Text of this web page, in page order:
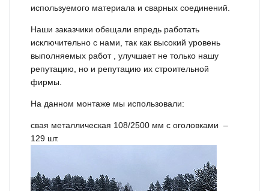
используемого материала и сварных соединений.
Наши заказчики обещали впредь работать
исключительно с нами, так как высокий уровень
выполняемых работ , улучшает не только нашу
репутацию, но и репутацию их строительной
фирмы.
На данном монтаже мы использовали:
свая металлическая 108/2500 мм с оголовками –
129 шт.